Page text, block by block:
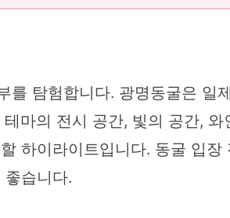
를 탐험합니다. 광명동굴은
마의 전시 공간, 빛의 공간,
하이라이트입니다. 동굴 입장
습니다.